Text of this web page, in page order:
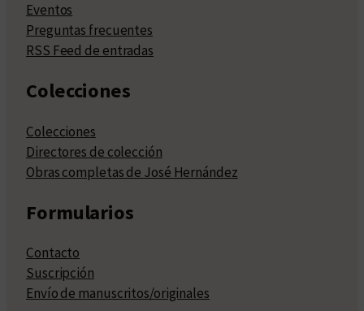
Eventos
Preguntas frecuentes
RSS Feed de entradas
Colecciones
Colecciones
Directores de colección
Obras completas de José Hernández
Formularios
Contacto
Suscripción
Envío de manuscritos/originales